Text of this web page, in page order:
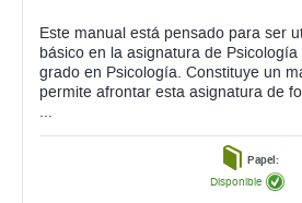
Este manual está pensado para ser
básico en la asignatura de Psicología
grado en Psicología. Constituye un
permite afrontar esta asignatura de
Papel:
Disponible